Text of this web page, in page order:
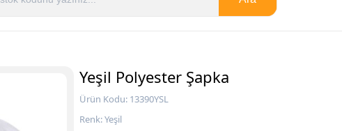
Yeşil Polyester Şapka
Ürün Kodu: 13390YSL
Renk: Yeşil